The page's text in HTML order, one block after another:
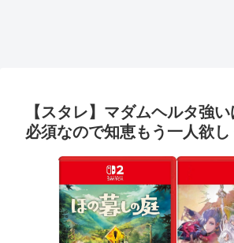
【スタレ】マダムヘルタ強
必須なので知恵もう一人欲